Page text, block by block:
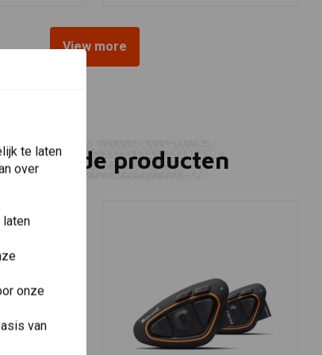
View more
producten
te laten
over
onze
van